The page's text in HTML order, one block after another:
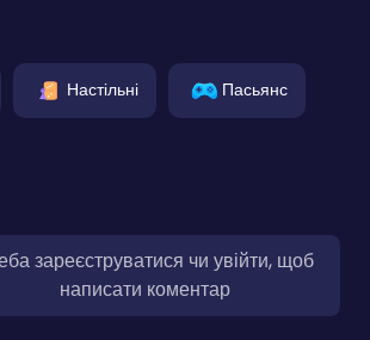
Настільні Пасьянс
зареєструватися чи увійти, щоб
написати коментар